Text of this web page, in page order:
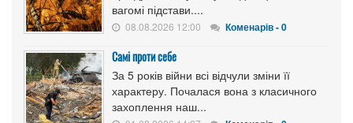
вагомі підстави....
08.08.2026 12:00 Коменарів - 0
Самі проти себе
За 5 років війни всі відчули зміни її
характеру. Почалася вона з класичного
захоплення наш...